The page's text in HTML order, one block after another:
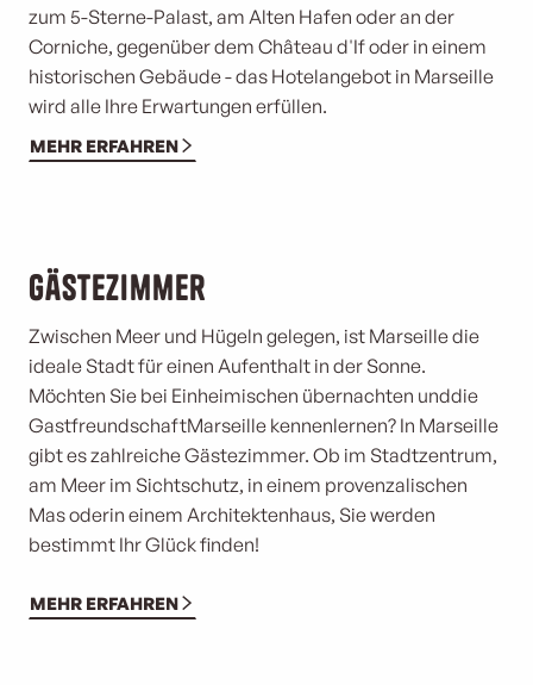
zum 5-Sterne-Palast, am Alten Hafen oder an der
Corniche, gegenüber dem Château d'If oder in einem
historischen Gebäude - das Hotelangebot in Marseille
wird alle Ihre Erwartungen erfüllen.
MEHR ERFAHREN
Gästezimmer
Zwischen Meer und Hügeln gelegen, ist Marseille die
ideale Stadt für einen Aufenthalt in der Sonne.
Möchten Sie bei Einheimischen übernachten unddie
GastfreundschaftMarseille kennenlernen? In Marseille
gibt es zahlreiche Gästezimmer. Ob im Stadtzentrum,
am Meer im Sichtschutz, in einem provenzalischen
Mas oderin einem Architektenhaus, Sie werden
bestimmt Ihr Glück finden!
MEHR ERFAHREN